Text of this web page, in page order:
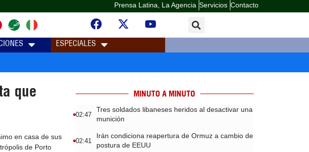
Prensa Latina, La Agencia Servicios Contacto
ESPECIALES
que
en casa de sus
de Porto
MINUTO A MINUTO
02:47
Tres soldados libaneses heridos al desactivar una
munición
02:41
Irán condiciona reapertura de Ormuz a cambio de
postura de EEUU